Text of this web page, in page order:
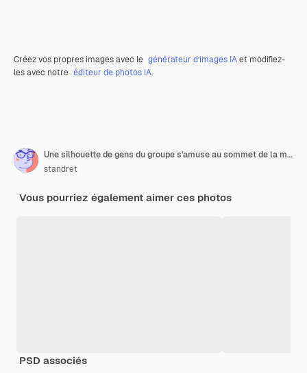
Créez vos propres images avec le générateur d’images IAet modifiez-
les avec notre éditeur de photos IA.
Une silhouette de gens du groupe s'amuse au sommet de la montagne près de la tente pendant le coucher du soleil.
standret
Vous pourriez également aimer ces photos
PSD associés